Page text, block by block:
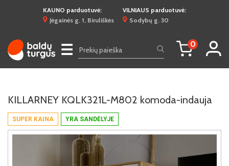
KAUNO parduotuvė:
Jėgainės g. 1, Biruliškės
VILNIAUS parduotuvė:
Sodybų g. 30
☰ 0
SUPER KAINA YRA SANDĖLYJE
KILLARNEY KQLK321L-M802 komoda-indauja